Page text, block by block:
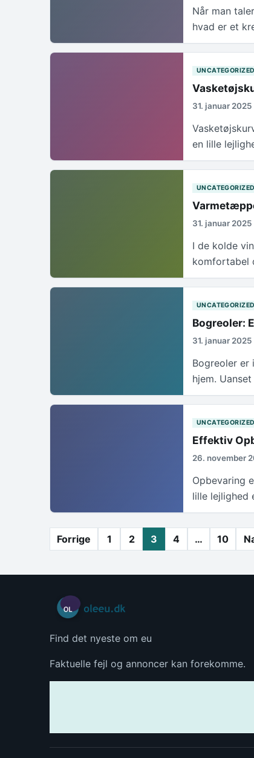
Når man
hvad er et
UNCATEGORIZED
31. januar 2025
en lille
UNCATEGORIZED
31. januar 2025
I de kolde
komfortabel
UNCATEGORIZED
Bogreoler:
31. januar 2025
Bogreoler er
hjem.
UNCATEGORIZED
Effektiv
26. november
Opbevaring
lille lejlighed
Indlægsinddeling
Forrige 1 2 3 4 … 10
Find det nyeste om eu
Faktuelle fejl og annoncer kan forekomme.